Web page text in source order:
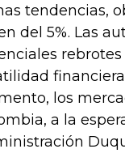
tendencias,
del 5%. Las
los
a la